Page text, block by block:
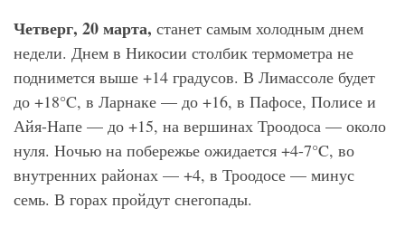
Четверг, 20 марта, станет самым холодным днем
недели. Днем в Никосии столбик термометра не
поднимется выше +14 градусов. В Лимассоле будет
до +18°C, в Ларнаке — до +16, в Пафосе, Полисе и
Айя-Напе — до +15, на вершинах Троодоса — около
нуля. Ночью на побережье ожидается +4-7°C, во
внутренних районах — +4, в Троодосе — минус
семь. В горах пройдут снегопады.